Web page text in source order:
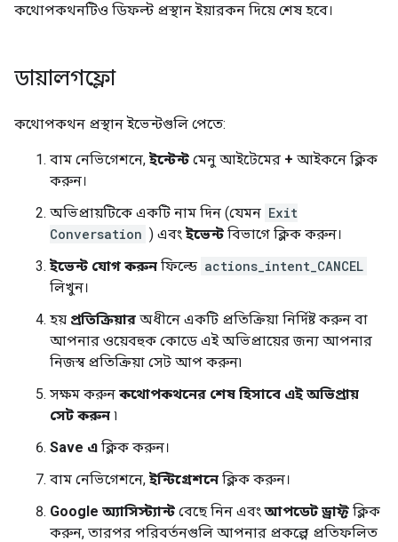
কথোপকথনটিও ডিফল্ট প্রস্থান ইয়ারকন দিয়ে শেষ হবে।
ডায়ালগফ্লো
কথোপকথন প্রস্থান ইভেন্টগুলি পেতে:
বাম নেভিগেশনে, ইন্টেন্ট মেনু আইটেমের + আইকনে ক্লিক
করুন।
অভিপ্রায়টিকে একটি নাম দিন (যেমন Exit
Conversation ) এবং ইভেন্ট বিভাগে ক্লিক করুন।
ইভেন্ট যোগ করুন ফিল্ডে actions_intent_CANCEL
লিখুন।
হয় প্রতিক্রিয়ার অধীনে একটি প্রতিক্রিয়া নির্দিষ্ট করুন বা
আপনার ওয়েবহুক কোডে এই অভিপ্রায়ের জন্য আপনার
নিজস্ব প্রতিক্রিয়া সেট আপ করুন৷
সক্ষম করুন কথোপকথনের শেষ হিসাবে এই অভিপ্রায়
সেট করুন ৷
Save এ ক্লিক করুন।
বাম নেভিগেশনে, ইন্টিগ্রেশনে ক্লিক করুন।
Google অ্যাসিস্ট্যান্ট বেছে নিন এবংআপডেট ড্রাফ্ট ক্লিক
করুন, তারপর পরিবর্তনগুলি আপনার প্রকল্পে প্রতিফলিত